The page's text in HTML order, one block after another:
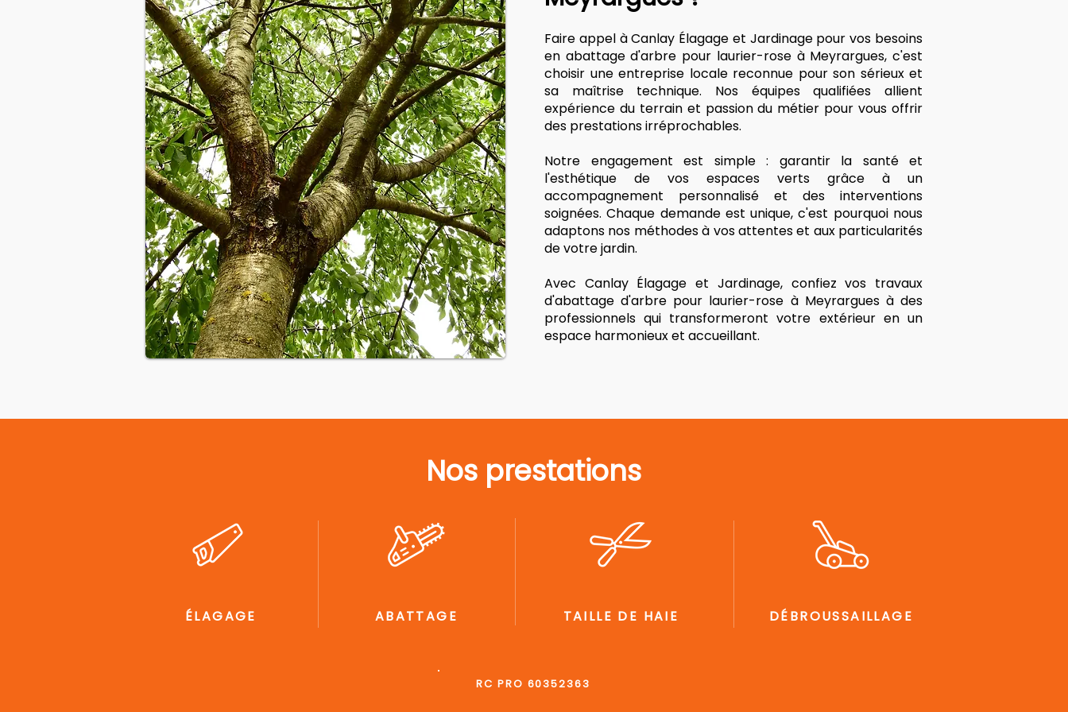
Faire appel à Canlay Élagage et Jardinage pour vos besoins
en abattage d'arbre pour laurier-rose à Meyrargues, c'est
choisir une entreprise locale reconnue pour son sérieux et
sa maîtrise technique. Nos équipes qualifiées allient
expérience du terrain et passion du métier pour vous offrir
des prestations irréprochables.
Notre engagement est simple : garantir la santé et
l'esthétique de vos espaces verts grâce à un
accompagnement personnalisé et des interventions
soignées. Chaque demande est unique, c'est pourquoi nous
adaptons nos méthodes à vos attentes et aux particularités
de votre jardin.
Avec Canlay Élagage et Jardinage, confiez vos travaux
d'abattage d'arbre pour laurier-rose à Meyrargues à des
professionnels qui transformeront votre extérieur en un
espace harmonieux et accueillant.
Nos prestations
ÉLAGAGE ABATTAGE TAILLE DE HAIE DÉBROUSSAILLAGE
RC PRO 60352363